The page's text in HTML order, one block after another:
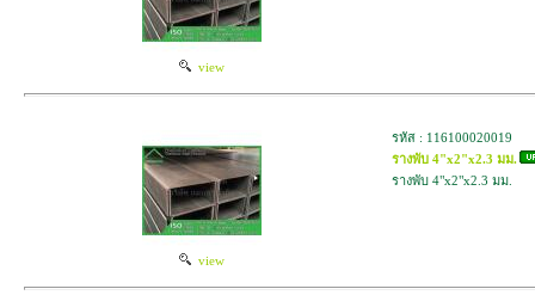
view
view
รหัส : 116100020019
รางพับ 4"x2"x2.3 มม.
รางพับ 4"x2"x2.3 มม.